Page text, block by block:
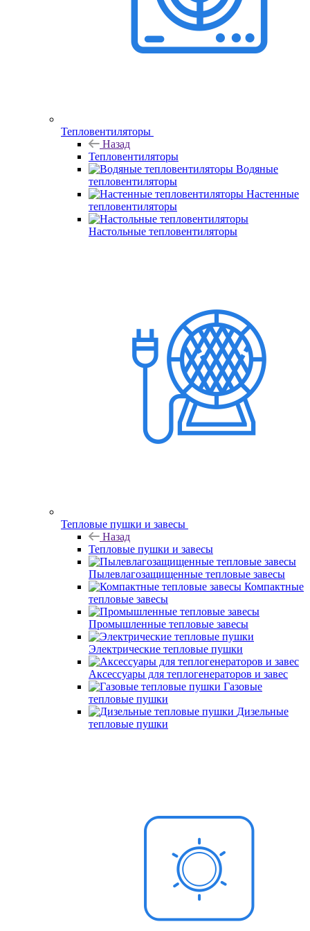
Тепловентиляторы
Назад
Тепловентиляторы
Водяные
тепловентиляторы
Настенные
тепловентиляторы
Настольные тепловентиляторы
Тепловые пушки и завесы
Назад
Тепловые пушки и завесы
Пылевлагозащищенные тепловые завесы
Компактные
тепловые завесы
Промышленные тепловые завесы
Электрические тепловые пушки
Аксессуары для теплогенераторов и завес
Газовые
тепловые пушки
Дизельные
тепловые пушки